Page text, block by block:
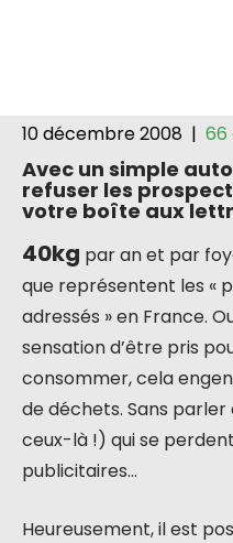
10 décembre 2008 | 66
Avec un simple
refuser les
votre boîte aux
40kg par an et par
que représentent les «
adressés » en France.
sensation d’être pris
consommer, cela
de déchets. Sans
ceux-là !) qui se
publicitaires…
Heureusement, il est